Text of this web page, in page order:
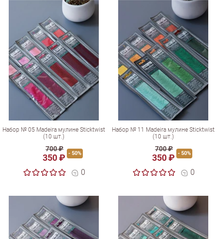
Набор № 05 Madeira мулине Sticktwist
(10 шт.)
700 ₽
350 ₽ - 50%
0
Набор № 11 Madeira мулине Sticktwist
(10 шт.)
700 ₽
350 ₽ - 50%
0